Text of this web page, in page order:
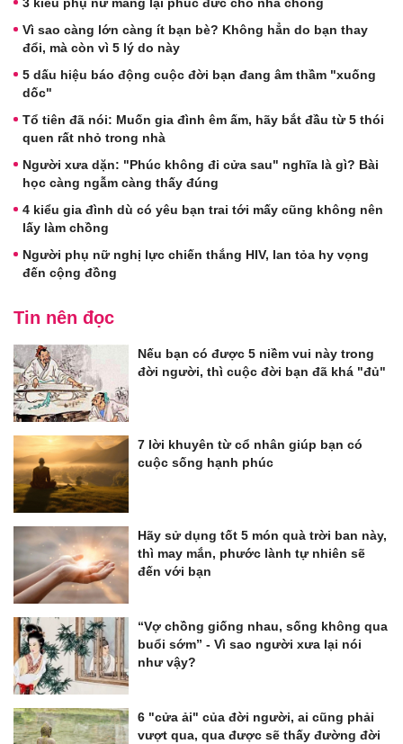
3 kiểu phụ nữ mang lại phúc đức cho nhà chồng
Vì sao càng lớn càng ít bạn bè? Không hẳn do bạn thay
đổi, mà còn vì 5 lý do này
5 dấu hiệu báo động cuộc đời bạn đang âm thầm "xuống
dốc"
Tổ tiên đã nói: Muốn gia đình êm ấm, hãy bắt đầu từ 5 thói
quen rất nhỏ trong nhà
Người xưa dặn: "Phúc không đi cửa sau" nghĩa là gì? Bài
học càng ngẫm càng thấy đúng
4 kiểu gia đình dù có yêu bạn trai tới mấy cũng không nên
lấy làm chồng
Người phụ nữ nghị lực chiến thắng HIV, lan tỏa hy vọng
đến cộng đồng
Tin nên đọc
Nếu bạn có được 5 niềm vui này trong
đời người, thì cuộc đời bạn đã khá "đủ"
7 lời khuyên từ cổ nhân giúp bạn có
cuộc sống hạnh phúc
Hãy sử dụng tốt 5 món quà trời ban này,
thì may mắn, phước lành tự nhiên sẽ
đến với bạn
“Vợ chồng giống nhau, sống không qua
buổi sớm” - Vì sao người xưa lại nói
như vậy?
6 "cửa ải" của đời người, ai cũng phải
vượt qua, qua được sẽ thấy đường đời